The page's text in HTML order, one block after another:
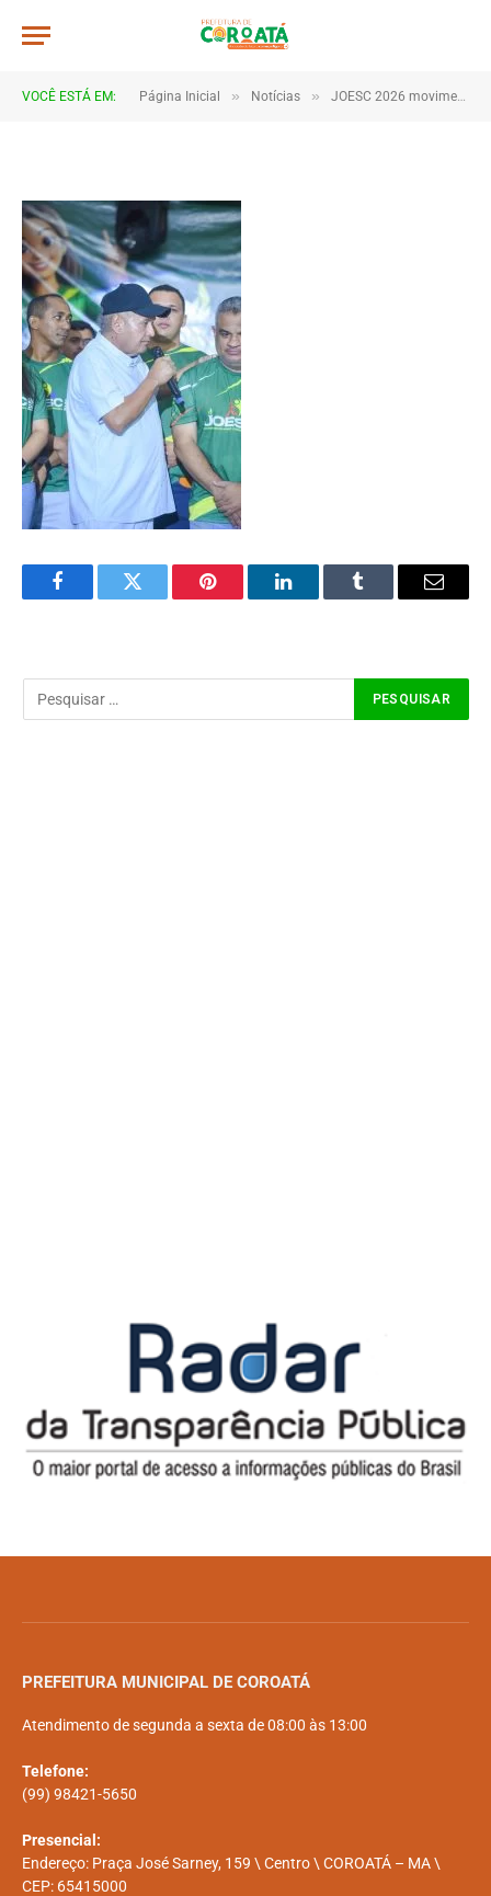
VOCÊ ESTÁ EM: Página Inicial » Notícias » JOESC 2026 movimenta escolas e reúne estudantes em grande celebração do esporte em Coroatá
JWR_8147
FacebookTwitter Pinterest LinkedInTumblr Email
PREFEITURA MUNICIPAL DE COROATÁ
Atendimento de segunda a sexta de 08:00 às 13:00
Telefone:
(99) 98421-5650
Presencial:
Endereço: Praça José Sarney, 159 \ Centro \ COROATÁ – MA \
CEP: 65415000